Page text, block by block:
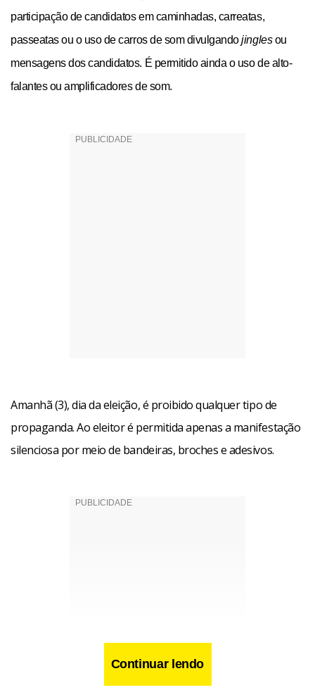
participação de candidatos em caminhadas, carreatas,
passeatas ou o uso de carros de som divulgandojinglesou
mensagens dos candidatos. É permitido ainda o uso de alto-
falantes ou amplificadores de som.
Amanhã (3), dia da eleição, é proibido qualquer tipo de
propaganda. Ao eleitor é permitida apenas a manifestação
silenciosa por meio de bandeiras, broches e adesivos.
Continuar lendo